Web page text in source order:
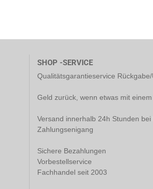
SHOP -SERVICE
Qualitätsgarantieservice
Geld zurück, wenn etwas mit
Versand innerhalb 24h Stunden
Zahlungsenigang
Sichere Bezahlungen
Vorbestellservice
Fachhandel seit 2003